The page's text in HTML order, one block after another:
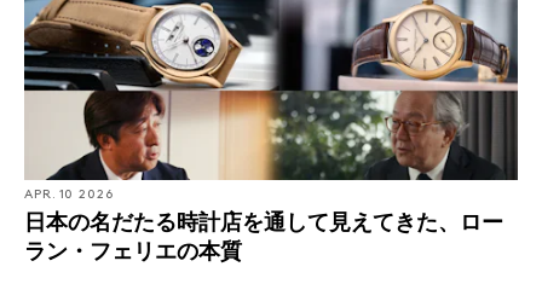
APR. 10 2026
日本の名だたる時計店を通して見えてきた、ロー
ラン・フェリエの本質